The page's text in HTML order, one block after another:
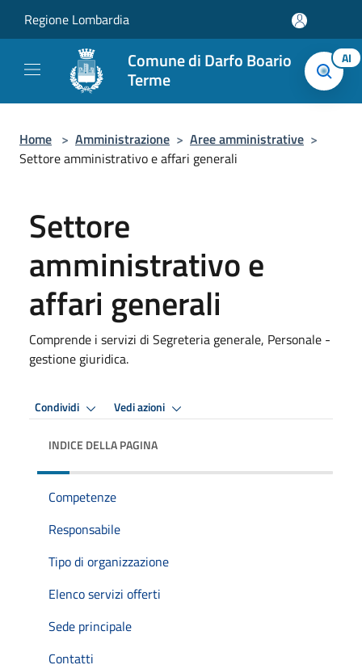
Regione Lombardia
Comune di Darfo Boario
Terme
AI
Home > Amministrazione > Aree amministrative >
Settore amministrativo e affari generali
Settore
amministrativo e
affari generali
Comprende i servizi di Segreteria generale, Personale -
gestione giuridica.
Condividi Vedi azioni
INDICE DELLA PAGINA
Competenze
Responsabile
Tipo di organizzazione
Elenco servizi offerti
Sede principale
Contatti